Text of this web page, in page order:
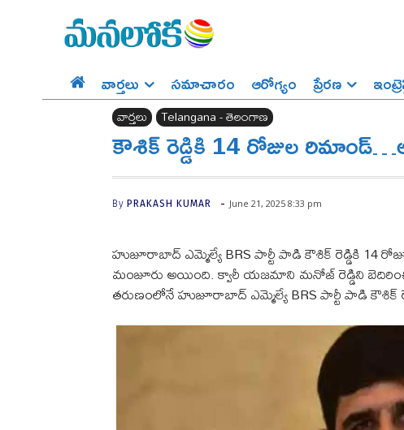
వార్తలు సమాచారం ఆరోగ్యం ప్రేర‌ణ‌
వార్తలు Telangana - తెలంగాణ
కౌశిక్ రెడ్డికి 14 రోజుల
By PRAKASH KUMAR - June 21, 2025 8:33 pm
హుజూరాబాద్ ఎమ్మెల్యే BRS పార్టీ పాడి కౌశిక్ రెడ్డికి
మంజూరు అయింది. క్వారీ యజమాని మనోజ్ రెడ్డిని
తరుణంలోనే హుజూరాబాద్ ఎమ్మెల్యే BRS పార్టీ పాడి కౌశిక్